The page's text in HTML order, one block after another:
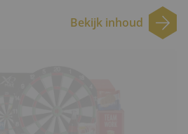
Bekijk inhoud